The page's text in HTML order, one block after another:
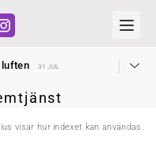
bort
30 JUL
i Sverige
27 JUL
visar hur indexet kan användas.